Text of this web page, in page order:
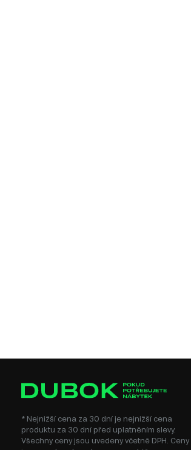
* Nejnižší cena za 30 dní je nejnižší cena
produktu za 30 dní před uplatněním slevy.
Všechny ceny jsou uvedeny včetně DPH. Ceny